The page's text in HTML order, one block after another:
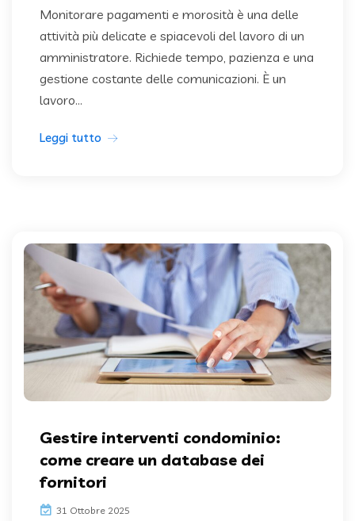
Monitorare pagamenti e morosità è una delle
attività più delicate e spiacevoli del lavoro di un
amministratore. Richiede tempo, pazienza e una
gestione costante delle comunicazioni. È un
lavoro...
Leggi tutto
Gestire interventi condominio:
come creare un database dei
fornitori
31 Ottobre 2025